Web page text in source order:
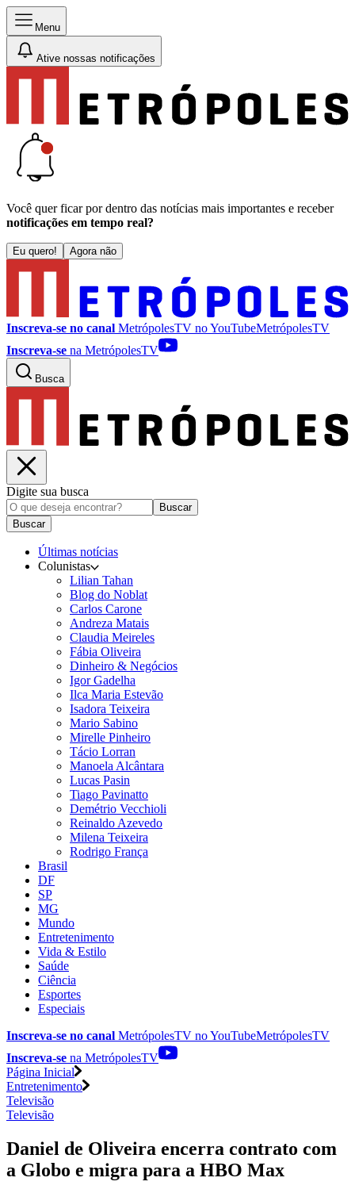
Menu
Ative nossas notificações
Você quer ficar por dentro das notícias mais importantes e receber
notificações em tempo real?
Eu quero! Agora não
Inscreva-se no canal MetrópolesTV noYouTubeMetrópolesTV
Inscreva-se na MetrópolesTV
Busca
Digite sua busca
Buscar
Buscar
Últimas notícias
Colunistas
Lilian Tahan
Blog do Noblat
Carlos Carone
Andreza Matais
Claudia Meireles
Fábia Oliveira
Dinheiro & Negócios
Igor Gadelha
Ilca Maria Estevão
Isadora Teixeira
Mario Sabino
Mirelle Pinheiro
Tácio Lorran
Manoela Alcântara
Lucas Pasin
Tiago Pavinatto
Demétrio Vecchioli
Reinaldo Azevedo
Milena Teixeira
Rodrigo França
Brasil
DF
SP
MG
Mundo
Entretenimento
Vida & Estilo
Saúde
Ciência
Esportes
Especiais
Inscreva-se no canal MetrópolesTV noYouTubeMetrópolesTV
Inscreva-se na MetrópolesTV
Página Inicial
Entretenimento
Televisão
Televisão
Daniel de Oliveira encerra contrato com
a Globo e migra para a HBO Max